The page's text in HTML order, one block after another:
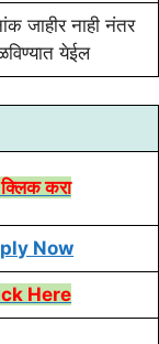
जाहीर नाही नंतर
येईल
करा
Now
Here